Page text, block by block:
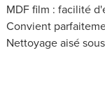
MDF film : facilité
Convient
Nettoyage aisé